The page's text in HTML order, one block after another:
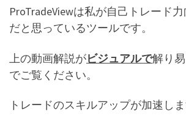
ProTradeViewは私が自己トレード
だと思っているツールです。
上の動画解説がビジュアルで解り
でご覧ください。
トレードのスキルアップが加速しま